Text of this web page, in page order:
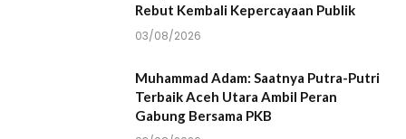
Rebut Kembali Kepercayaan Publik
03/08/2026
Muhammad Adam: Saatnya Putra-Putri
Terbaik Aceh Utara Ambil Peran
Gabung Bersama PKB